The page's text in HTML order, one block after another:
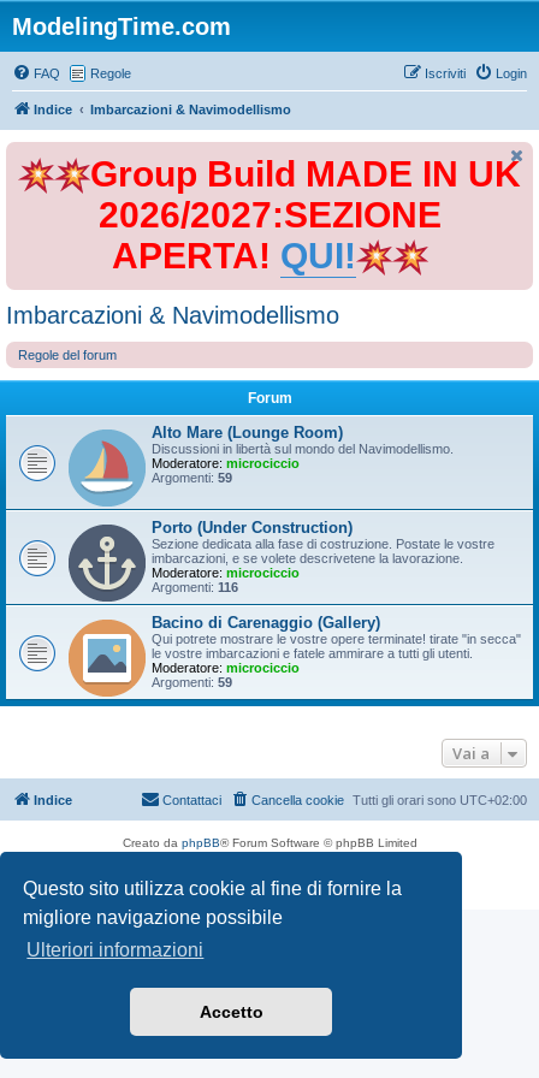
Questo sito utilizza cookie al fine di fornire la
migliore navigazione possibile
Ulteriori informazioni
Accetto
ModelingTime.com
FAQ Regole Login
Iscriviti
Indice Imbarcazioni & Navimodellismo
Group Build MADE IN UK
2026/2027:SEZIONE
APERTA! QUI!
Imbarcazioni & Navimodellismo
Regole del forum
Forum
Alto Mare (Lounge Room)
Discussioni in libertà sul mondo del Navimodellismo.
Moderatore: microciccio
Argomenti: 59
Porto (Under Construction)
Sezione dedicata alla fase di costruzione. Postate le vostre
imbarcazioni, e se volete descrivetene la lavorazione.
Moderatore: microciccio
Argomenti: 116
Bacino di Carenaggio (Gallery)
Qui potrete mostrare le vostre opere terminate! tirate "in secca"
le vostre imbarcazioni e fatele ammirare a tutti gli utenti.
Moderatore: microciccio
Argomenti: 59
Vai a
Indice Tutti gli orari sono UTC+02:00
Cancella cookie
Contattaci
Creato da phpBB® Forum Software © phpBB Limited
Privacy| Condizioni